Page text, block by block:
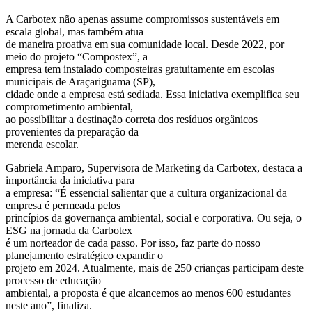
A Carbotex não apenas assume compromissos sustentáveis em
escala global, mas também atua
de maneira proativa em sua comunidade local. Desde 2022, por
meio do projeto “Compostex”, a
empresa tem instalado composteiras gratuitamente em escolas
municipais de Araçariguama (SP),
cidade onde a empresa está sediada. Essa iniciativa exemplifica seu
comprometimento ambiental,
ao possibilitar a destinação correta dos resíduos orgânicos
provenientes da preparação da
merenda escolar.
Gabriela Amparo, Supervisora de Marketing da Carbotex, destaca a
importância da iniciativa para
a empresa: “É essencial salientar que a cultura organizacional da
empresa é permeada pelos
princípios da governança ambiental, social e corporativa. Ou seja, o
ESG na jornada da Carbotex
é um norteador de cada passo. Por isso, faz parte do nosso
planejamento estratégico expandir o
projeto em 2024. Atualmente, mais de 250 crianças participam deste
processo de educação
ambiental, a proposta é que alcancemos ao menos 600 estudantes
neste ano”, finaliza.